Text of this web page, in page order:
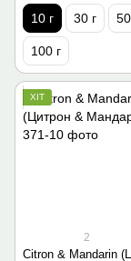
10 г 30 г
100 г
ХІТ
2
Citron & Mandarin